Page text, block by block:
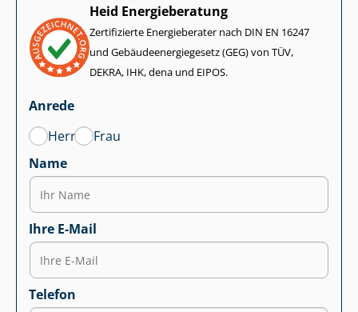
Heid Energieberatung
Zertifizierte Energieberater nach DIN EN 16247
und Ge­bäu­de­en­er­gie­ge­setz (GEG) von TÜV,
DEKRA, IHK, dena und EIPOS.
Anrede
Herr
Frau
Name
Ihre E-Mail
Telefon